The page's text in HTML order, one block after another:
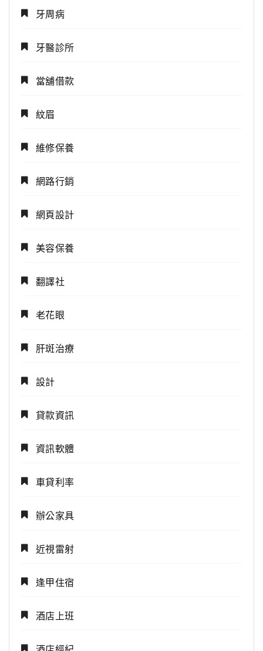
牙周病
牙醫診所
當舖借款
紋眉
維修保養
網路行銷
網頁設計
美容保養
翻譯社
老花眼
肝斑治療
設計
貸款資訊
資訊軟體
車貸利率
辦公家具
近視雷射
逢甲住宿
酒店上班